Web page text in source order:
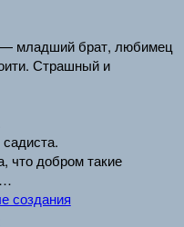
младший брат, любимец
Страшный и
что добром такие
создания